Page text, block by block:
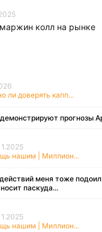
колл на рынке
ли доверять капп...
прогнозы
нашим | Миллион...
меня тоже
паскуда...
нашим | Миллион...